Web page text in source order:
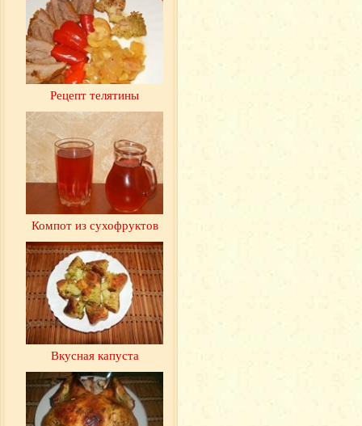
Рецепт телятины
Компот из сухофруктов
Вкусная капуста